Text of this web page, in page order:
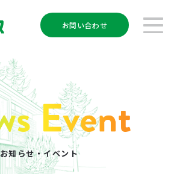
お問い合わせ
お知らせ・イベント